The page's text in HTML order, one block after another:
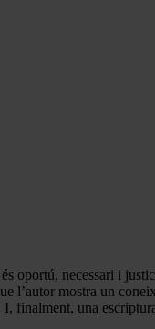
oportú, necessari i
l’autor mostra un
finalment, una